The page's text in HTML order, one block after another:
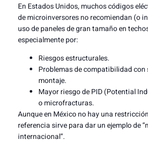
En Estados Unidos, muchos códigos
de microinversores no recomiendan (o
uso de paneles de gran tamaño en
especialmente por:
Riesgos estructurales.
Problemas de compatibilidad con
montaje.
Mayor riesgo de PID (Potential
o microfracturas.
Aunque en México no hay una
referencia sirve para dar un ejemplo de
internacional”.